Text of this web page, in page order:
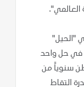
العالمي".
"الحيل"
في حل واحد
بالتقاط 1.5 مليون طن سنوياً من
التقاط